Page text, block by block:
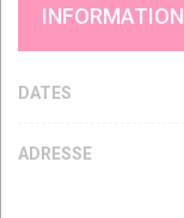
DATES
ADRESSE